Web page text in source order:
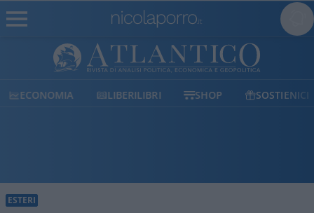
ECONOMIA LIBERILIBRI SHOP SOSTIENICI
ESTERI